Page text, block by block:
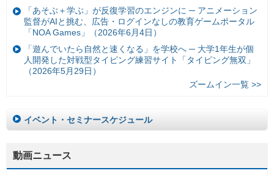
「あそぶ＋学ぶ」が反復学習のエンジンに ─ アニメーション
監督がAIと挑む、広告・ログインなしの教育ゲームポータル
「NOA Games」（2026年6月4日）
「遊んでいたら自然と速くなる」を学校へ ─ 大学1年生が個
人開発した対戦型タイピング練習サイト「タイピング無双」
（2026年5月29日）
ズームイン一覧 >>
イベント・セミナースケジュール
動画ニュース